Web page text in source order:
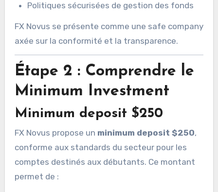
Politiques sécurisées de gestion des fonds
FX Novus se présente comme une safe company
axée sur la conformité et la transparence.
Étape 2 : Comprendre le
Minimum Investment
Minimum deposit $250
FX Novus propose un minimum deposit $250,
conforme aux standards du secteur pour les
comptes destinés aux débutants. Ce montant
permet de :